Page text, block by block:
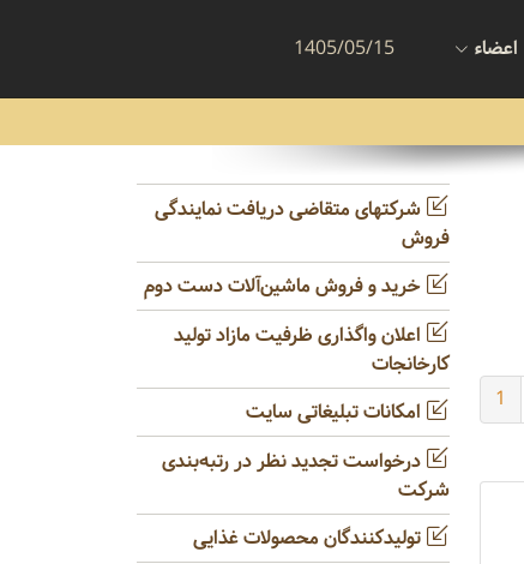
اعضاء 1405/05/15
1
شرکتهای متقاضی دریافت نمایندگی
فروش
خرید و فروش ماشین‌آلات دست دوم
اعلان واگذاری ظرفیت مازاد تولید
کارخانجات
امکانات تبلیغاتی سایت
درخواست تجدید نظر در رتبه‌بندی
شرکت
تولیدکنندگان محصولات غذایی